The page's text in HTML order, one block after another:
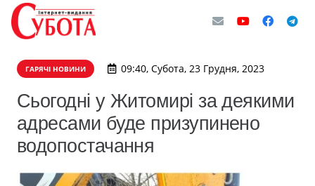
ГАРЯЧІ НОВИНИ 09:40, Субота, 23 Грудня, 2023
Сьогодні у Житомирі за деякими
адресами буде призупинено
водопостачання